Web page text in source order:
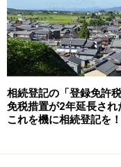
親の介護の貢
遺産分割における貢
す。｢寄与分｣は被相
た分を考慮して、遺
ます。
親の介護だけでは寄
の介護費用を長男が
相続登記の「登録免許
免税措置が2年延長され
これを機に相続登記を！